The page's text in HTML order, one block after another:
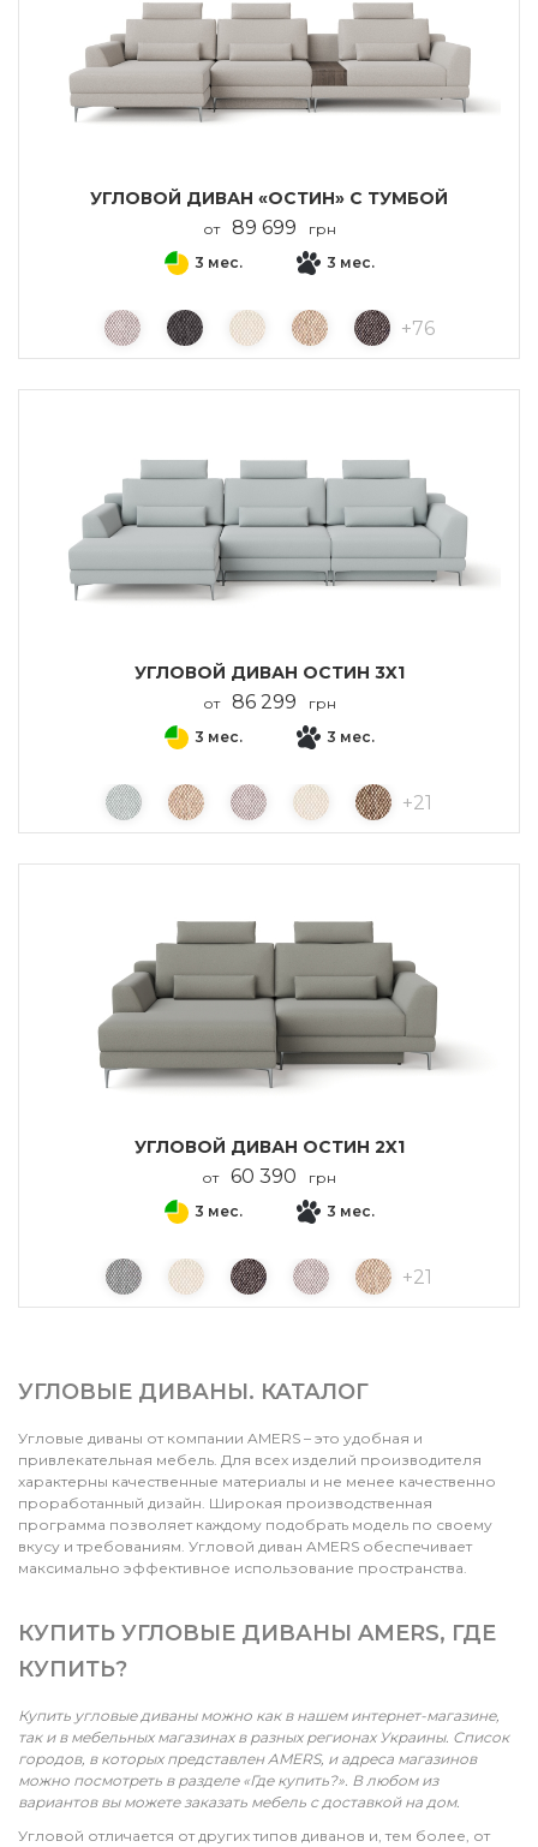
УГЛОВОЙ ДИВАН «ОСТИН» С ТУМБОЙ
от 89 699 грн
+76
3 мес. 3 мес.
УГЛОВОЙ ДИВАН ОСТИН 3X1
от 86 299 грн
+21
3 мес. 3 мес.
УГЛОВОЙ ДИВАН ОСТИН 2X1
от 60 390 грн
+21
3 мес. 3 мес.
УГЛОВЫЕ ДИВАНЫ. КАТАЛОГ
Угловые диваны от компании AMERS – это удобная и
привлекательная мебель. Для всех изделий производителя
характерны качественные материалы и не менее качественно
проработанный дизайн. Широкая производственная
программа позволяет каждому подобрать модель по своему
вкусу и требованиям. Угловой диван AMERS обеспечивает
максимально эффективное использование пространства.
КУПИТЬ УГЛОВЫЕ ДИВАНЫ AMERS, ГДЕ
КУПИТЬ?
Купить угловые диваны можно как в нашем интернет-магазине,
так и в мебельных магазинах в разных регионах Украины. Список
городов, в которых представлен AMERS, и адреса магазинов
можно посмотреть в разделе «Где купить?». В любом из
вариантов вы можете заказать мебель с доставкой на дом.
Угловой отличается от других типов диванов и, тем более, от